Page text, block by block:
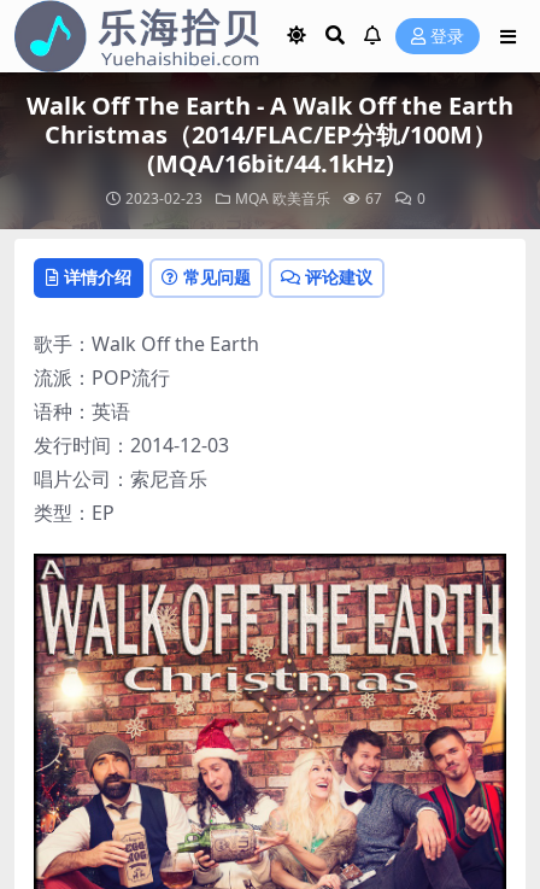
登录
Walk Off The Earth - A Walk Off the Earth
Christmas（2014/FLAC/EP分轨/100M）
(MQA/16bit/44.1kHz)
2023-02-23 MQA 欧美音乐 67 0
详情介绍 常见问题 评论建议
歌手：Walk Off the Earth
流派：POP流行
语种：英语
发行时间：2014-12-03
唱片公司：索尼音乐
类型：EP